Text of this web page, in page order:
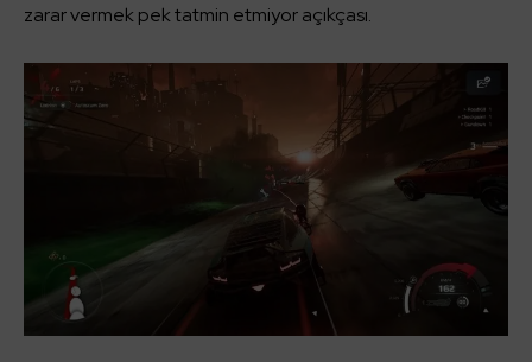
zarar vermek pek tatmin etmiyor açıkçası.